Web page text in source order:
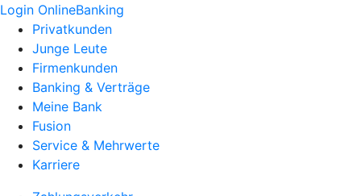
Login OnlineBanking
Privatkunden
Junge Leute
Firmenkunden
Banking & Verträge
Meine Bank
Fusion
Service & Mehrwerte
Karriere